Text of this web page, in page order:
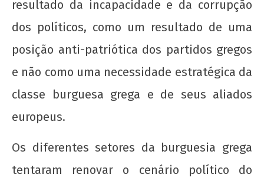
resultado da incapacidade e da corrupção
dos políticos, como um resultado de uma
posição anti-patriótica dos partidos gregos
e não como uma necessidade estratégica da
classe burguesa grega e de seus aliados
europeus.
Os diferentes setores da burguesia grega
tentaram renovar o cenário político do